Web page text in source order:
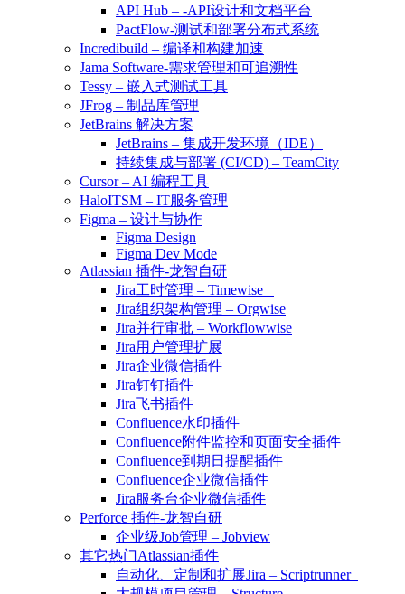
API Hub – -API设计和文档平台
PactFlow-测试和部署分布式系统
Incredibuild – 编译和构建加速
Jama Software-需求管理和可追溯性
Tessy – 嵌入式测试工具
JFrog – 制品库管理
JetBrains 解决方案
JetBrains – 集成开发环境（IDE）
持续集成与部署 (CI/CD) – TeamCity
Cursor – AI 编程工具
HaloITSM – IT服务管理
Figma – 设计与协作
Figma Design
Figma Dev Mode
Atlassian 插件-龙智自研
Jira工时管理 – Timewise
Jira组织架构管理 – Orgwise
Jira并行审批 – Workflowwise
Jira用户管理扩展
Jira企业微信插件
Jira钉钉插件
Jira飞书插件
Confluence水印插件
Confluence附件监控和页面安全插件
Confluence到期日提醒插件
Confluence企业微信插件
Jira服务台企业微信插件
Perforce 插件-龙智自研
企业级Job管理 – Jobview
其它热门Atlassian插件
自动化、定制和扩展Jira – Scriptrunner